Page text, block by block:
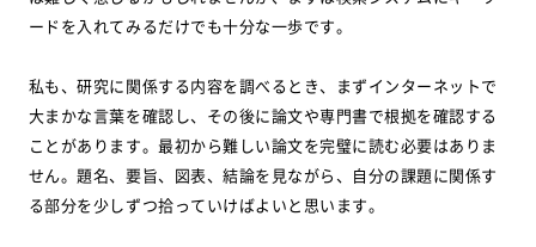
ードを入れてみるだけでも十分な一歩です。
私も、研究に関係する内容を調べるとき、まずインターネットで
大まかな言葉を確認し、その後に論文や専門書で根拠を確認する
ことがあります。最初から難しい論文を完璧に読む必要はありま
せん。題名、要旨、図表、結論を見ながら、自分の課題に関係す
る部分を少しずつ拾っていけばよいと思います。